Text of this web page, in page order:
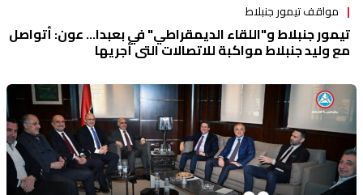
مواقف تيمور جنبلاط
تيمور جنبلاط و"اللقاء الديمقراطي" في بعبدا... عون: أتواصل
مع وليد جنبلاط مواكبة للاتصالات التي أجريها